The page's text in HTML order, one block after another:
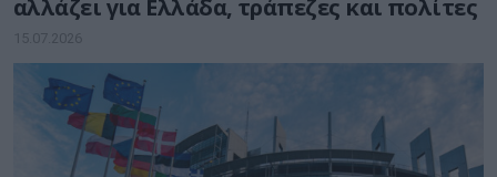
αλλάζει για Ελλάδα, τράπεζες και πολίτες
15.07.2026